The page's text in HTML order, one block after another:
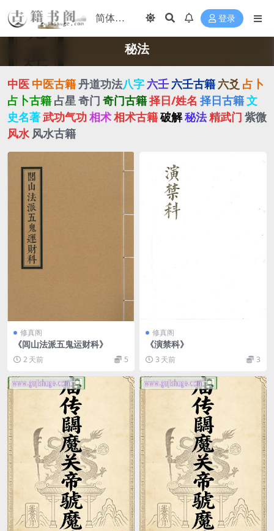
登录
秘法
中医 中医古籍丹道功法八字 六壬 六壬古籍 六爻 占卜
占卜古籍 占星奇门 奇门古籍择日/姓名 择日古籍文
史名著武功气功 相术相术古籍破解秘法精武门 紫微
风水 风水古籍
修真阁
《闾山法派五鬼运财科》
2 天前 5
修真阁
《演禁科》
3 天前 3